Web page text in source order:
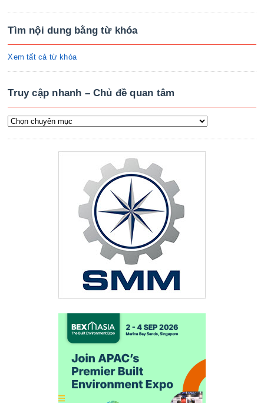
Tìm nội dung bằng từ khóa
Xem tất cả từ khóa
Truy cập nhanh – Chủ đề quan tâm